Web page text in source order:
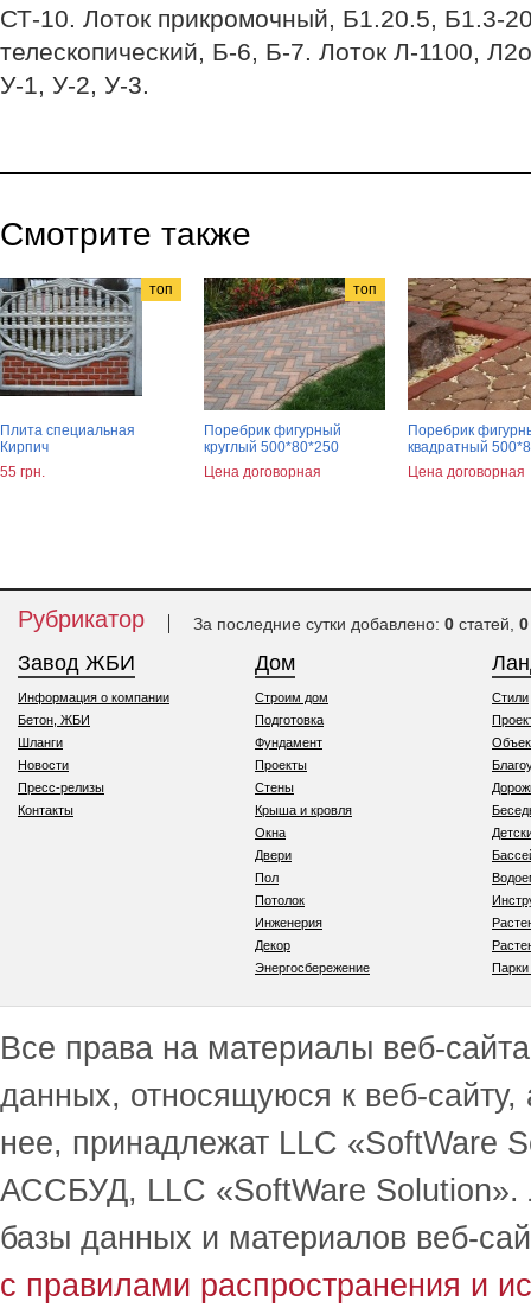
СТ-10. Лоток прикромочный, Б1.20.5, Б1.3-
телескопический, Б-6, Б-7. Лоток Л-1100,
У-1, У-2, У-3.
Смотрите также
топ
Плита специальная
Кирпич
55 грн.
топ
Поребрик фигурный
круглый 500*80*250
Цена договорная
Поребрик
квадратный
Цена договорная
Рубрикатор За последние сутки добавлено: 0 статей, 0
Завод ЖБИ
Информация о компании
Бетон, ЖБИ
Шланги
Новости
Пресс-релизы
Контакты
Дом
Строим дом
Подготовка
Фундамент
Проекты
Стены
Крыша и кровля
Окна
Двери
Пол
Потолок
Инженерия
Декор
Энергосбережение
Стили
Все права на материалы веб-
данных, относящуюся к веб-
нее, принадлежат LLC
АССБУД, LLC «SoftWare Solution».
базы данных и материалов веб-
с правилами распространения и